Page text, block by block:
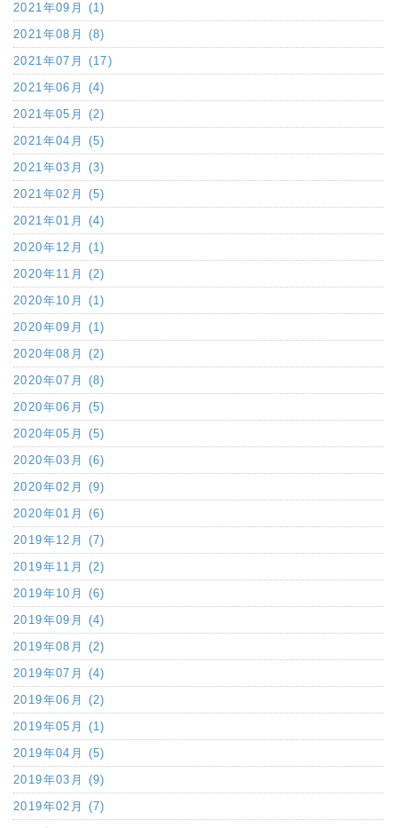
2021年09月 (1)
2021年08月 (8)
2021年07月 (17)
2021年06月 (4)
2021年05月 (2)
2021年04月 (5)
2021年03月 (3)
2021年02月 (5)
2021年01月 (4)
2020年12月 (1)
2020年11月 (2)
2020年10月 (1)
2020年09月 (1)
2020年08月 (2)
2020年07月 (8)
2020年06月 (5)
2020年05月 (5)
2020年03月 (6)
2020年02月 (9)
2020年01月 (6)
2019年12月 (7)
2019年11月 (2)
2019年10月 (6)
2019年09月 (4)
2019年08月 (2)
2019年07月 (4)
2019年06月 (2)
2019年05月 (1)
2019年04月 (5)
2019年03月 (9)
2019年02月 (7)